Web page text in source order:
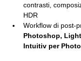
contrasti,
HDR
Workflow di post-
Photoshop,
Intuitiv per